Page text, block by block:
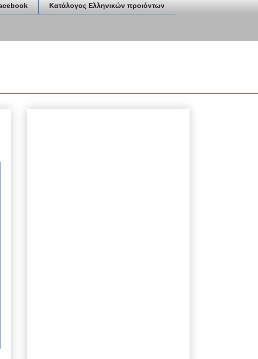
Κατάλογος Ελληνικών προιόντων